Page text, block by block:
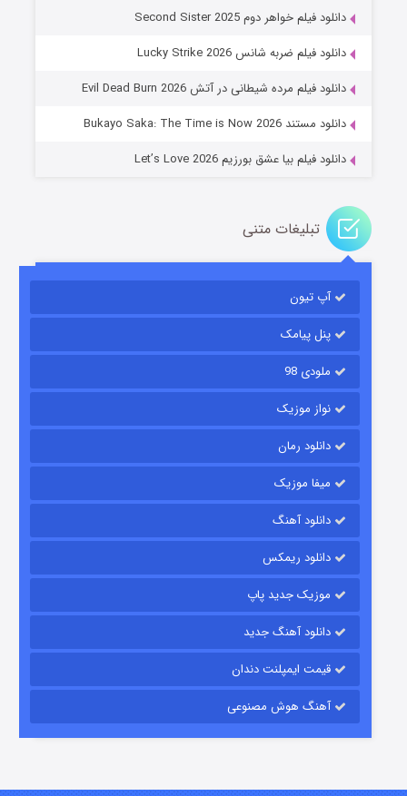
جادوگری در مغولستان
باب اسفنجی فصل ۱۷
قسمت۶ (زیرنویس) منتشر شد
قسمت۱۵ (دوبله) منتشر شد
دانلود فیلم خواهر دوم Second Sister 2025
دانلود فیلم ضربه شانس Lucky Strike 2026
دانلود فیلم مرده شیطانی در آتش Evil Dead Burn 2026
دانلود مستند Bukayo Saka: The Time is Now 2026
دانلود فیلم بیا عشق بورزیم Let’s Love 2026
تبلیغات متنی
آپ تیون
پنل پیامک
ملودی 98
نواز موزیک
دانلود رمان
میفا موزیک
دانلود آهنگ
دانلود ریمکس
موزیک جدید پاپ
دانلود آهنگ جدید
قیمت ایمپلنت دندان
آهنگ هوش مصنوعی